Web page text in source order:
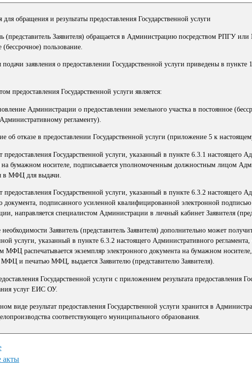
обращения и результаты предоставления Государственной услуги
(представитель Заявителя) обращается в Администрацию посредством РПГУ
(бессрочное) пользование.
заявления о предоставлении Государственной услуги приведены в
предоставления Государственной услуги является:
Администрации о предоставлении земельного участка в постоянное
регламенту).
об отказе в предоставлении Государственной услуги (приложение 5 к
предоставления Государственной услуги, указанный в пункте 6.3.1 настоящего
на бумажном носителе, подписывается уполномоченным должностным лицом
в МФЦ для выдачи.
предоставления Государственной услуги, указанный в пункте 6.3.2 настоящего
документа, подписанного усиленной квалифицированной электронной
направляется специалистом Администрации в личный кабинет Заявителя
Заявитель (представитель Заявителя) дополнительно может
услуги, указанный в пункте 6.3.2 настоящего Административного
МФЦ распечатывается экземпляр электронного документа на бумажном
МФЦ и печатью МФЦ, выдается Заявителю (представителю Заявителя).
Государственной услуги с приложением результата предоставления
услуг ЕИС ОУ.
виде результат предоставления Государственной услуги хранится в
соответствующего муниципального образования.
акты